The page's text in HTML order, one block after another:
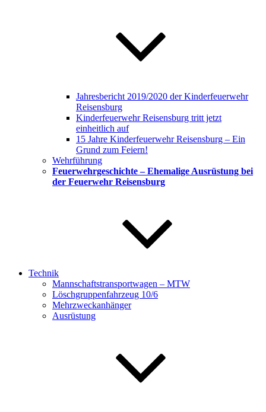
Jahresbericht 2019/2020 der Kinderfeuerwehr
Reisensburg
Kinderfeuerwehr Reisensburg tritt jetzt
einheitlich auf
15 Jahre Kinderfeuerwehr Reisensburg – Ein
Grund zum Feiern!
Wehrführung
Feuerwehrgeschichte – Ehemalige Ausrüstung bei
der Feuerwehr Reisensburg
Technik
Mannschaftstransportwagen – MTW
Löschgruppenfahrzeug 10/6
Mehrzweckanhänger
Ausrüstung